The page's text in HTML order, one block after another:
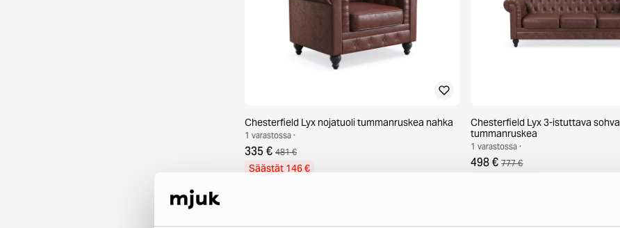
Chesterfield Lyx nojatuoli tummanruskea nahka
1 varastossa ·
335 € 481 €
Säästät 146 €
Chesterfield Lyx 3-istuttava sohva
tummanruskea
1 varastossa ·
498 € 777 €